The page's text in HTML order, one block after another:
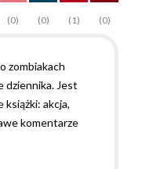
(0)
(1)
(0)
(0)
zombiakach
dziennika. Jest
akcja,
komentarze